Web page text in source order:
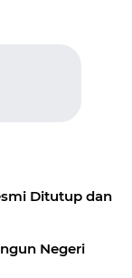
Ditutup dan
Negeri